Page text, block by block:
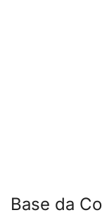
Base da